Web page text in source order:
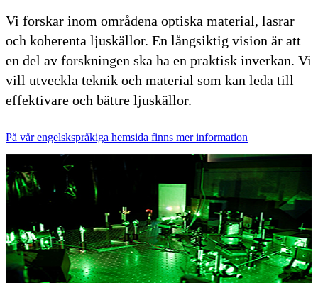
Vi forskar inom områdena optiska material, lasrar
och koherenta ljuskällor. En långsiktig vision är att
en del av forskningen ska ha en praktisk inverkan. Vi
vill utveckla teknik och material som kan leda till
effektivare och bättre ljuskällor.
På vår engelskspråkiga hemsida finns mer information